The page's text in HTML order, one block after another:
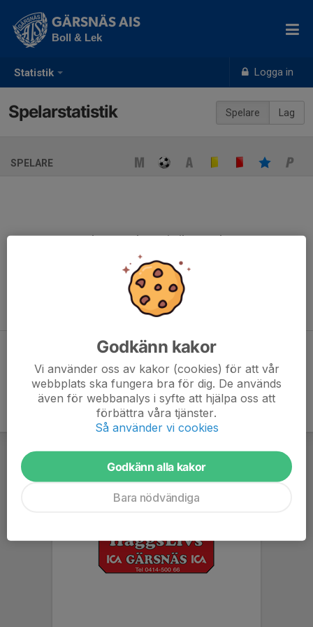
Statistik Logga in
GÄRSNÄS AIS
Boll & Lek
Spelare Lag
Spelarstatistik
SPELARE
Ingen spelarstatistik sparad
När ni fyller i uppställning på respektive match visas statistiken
automatiskt på denna sida
Godkänn kakor
Vi använder oss av kakor (cookies) för att vår
webbplats ska fungera bra för dig. De används
även för webbanalys i syfte att hjälpa oss att
förbättra våra tjänster.
Så använder vi cookies
Godkänn alla kakor
Bara nödvändiga